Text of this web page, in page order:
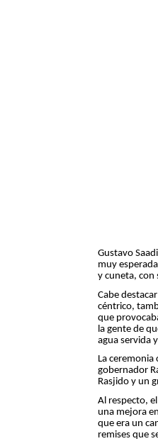
Gustavo
muy
y cuneta, con
Cabe
céntrico,
que
la gente de
agua servida
La
gobernador
Rasjido y un
Al respecto,
una mejora
que era un
remises que